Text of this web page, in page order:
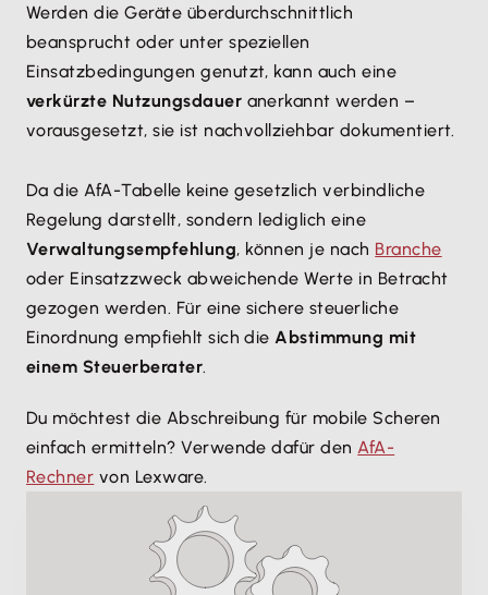
Werden die Geräte überdurchschnittlich
beansprucht oder unter speziellen
Einsatzbedingungen genutzt, kann auch eine
verkürzte Nutzungsdauer anerkannt werden –
vorausgesetzt, sie ist nachvollziehbar dokumentiert.
Da die AfA-Tabelle keine gesetzlich verbindliche
Regelung darstellt, sondern lediglich eine
Verwaltungsempfehlung, können je nach Branche
oder Einsatzzweck abweichende Werte in Betracht
gezogen werden. Für eine sichere steuerliche
Einordnung empfiehlt sich dieAbstimmung mit
einem Steuerberater.
Du möchtest die Abschreibung für mobile Scheren
einfach ermitteln? Verwende dafür denAfA-
Rechner von Lexware.